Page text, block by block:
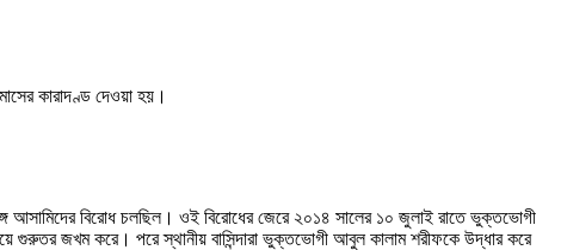
কারাদণ্ড দেওয়া হয়।
আসামিদের বিরোধ চলছিল। ওই বিরোধের জেরে ২০১৪ সালের ১০ জুলাই রাতে ভুক্তভোগী
গুরুতর জখম করে। পরে স্থানীয় বাসিন্দারা ভুক্তভোগী আবুল কালাম শরীফকে উদ্ধার করে